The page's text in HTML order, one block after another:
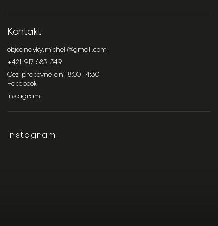
Kontakt
objednavky.michell@gmail.com
+421 917 683 349
Cez pracovné dni 8:00-14:30
Facebook
Instagram
Instagram